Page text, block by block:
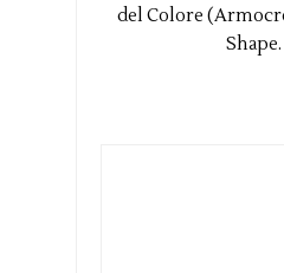
del Colore
Shape.